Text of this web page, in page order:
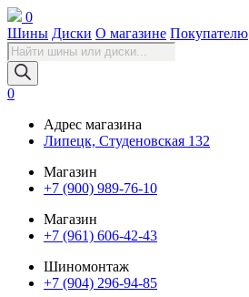
0
Шины Диски О магазине Покупателю
Поиск
товаров
0
Адрес магазина
Липецк, Студеновская 132
Магазин
+7 (900) 989-76-10
Магазин
+7 (961) 606-42-43
Шиномонтаж
+7 (904) 296-94-85